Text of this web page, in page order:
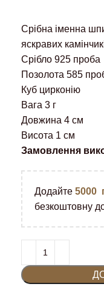
Срібна іменна
яскравих
Срібло 925 проба
Позолота 585
Куб цирконію
Вага 3 г
Довжина 4 см
Висота 1 см
Замовлення
Додайте 5000
безкоштовну